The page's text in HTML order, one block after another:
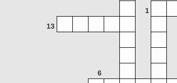
1
13
6